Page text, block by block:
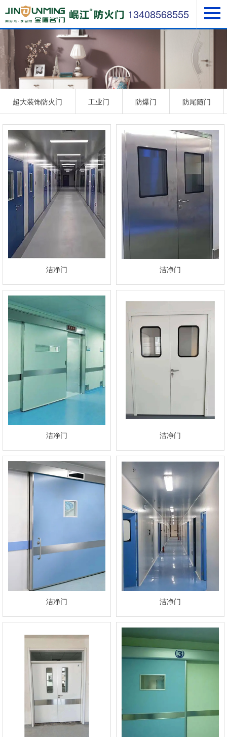
13408568555
超大装饰防火门 工业门 防爆门 防尾随门
洁净门 洁净门
洁净门 洁净门
洁净门 洁净门